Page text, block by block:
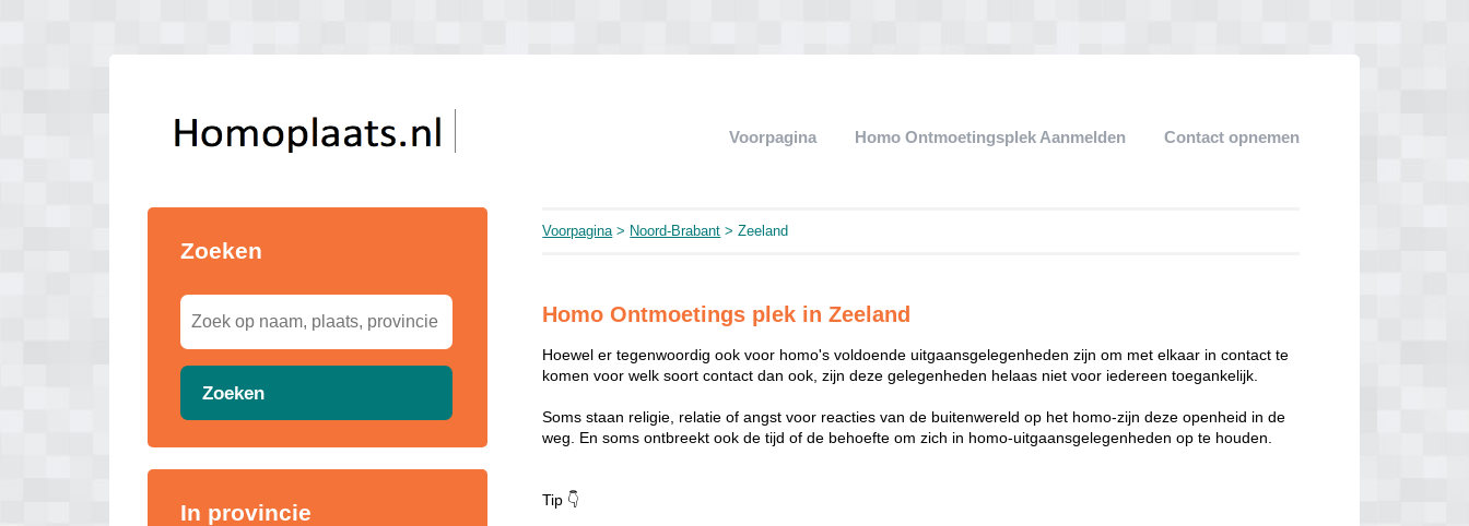
Voorpagina Homo Ontmoetingsplek Aanmelden Contact opnemen
Zoeken
Zoeken
In provincie
Voorpagina> Noord-Brabant > Zeeland
Homo Ontmoetings plek in Zeeland
Hoewel er tegenwoordig ook voor homo's voldoende uitgaansgelegenheden zijn om met elkaar in contact te
komen voor welk soort contact dan ook, zijn deze gelegenheden helaas niet voor iedereen toegankelijk.
Soms staan religie, relatie of angst voor reacties van de buitenwereld op het homo-zijn deze openheid in de
weg. En soms ontbreekt ook de tijd of de behoefte om zich in homo-uitgaansgelegenheden op te houden.
Tip 👇